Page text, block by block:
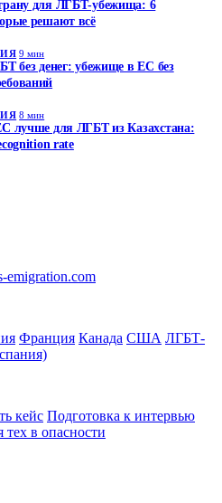
для ЛГБТ-убежища: 6
решают всё
9 мин
без денег: убежище в ЕС без
8 мин
лучше для ЛГБТ из Казахстана:
rate
emigration.com
Франция Канада США ЛГБТ-
кейс Подготовка к интервью
в опасности